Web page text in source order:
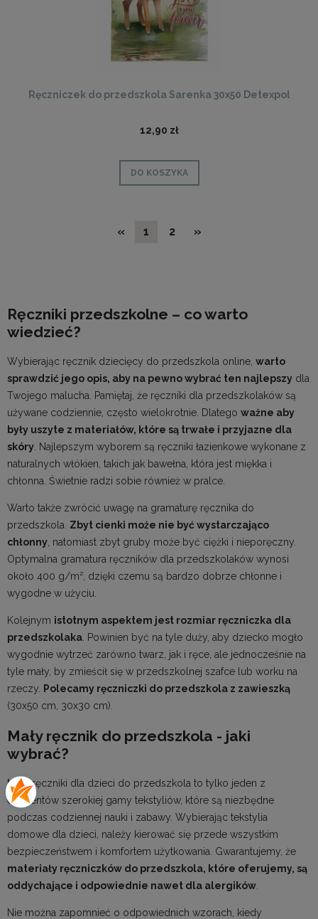
Ręczniczek do przedszkola Sarenka 30x50 Detexpol
12,90 zł
DO KOSZYKA
« 1 2 »
Ręczniki przedszkolne – co warto
wiedzieć?
Wybierając ręcznik dziecięcy do przedszkola online, warto
sprawdzić jego opis, aby na pewno wybrać ten najlepszy dla
Twojego malucha. Pamiętaj, że ręczniki dla przedszkolaków są
używane codziennie, często wielokrotnie. Dlatego ważne aby
były uszyte z materiałów, które są trwałe i przyjazne dla
skóry . Najlepszym wyborem są ręczniki łazienkowe wykonane z
naturalnych włókien, takich jak bawełna, która jest miękka i
chłonna. Świetnie radzi sobie również w pralce.
Warto także zwrócić uwagę na gramaturę ręcznika do
przedszkola. Zbyt cienki może nie być wystarczająco
chłonny , natomiast zbyt gruby może być ciężki i nieporęczny.
Optymalna gramatura ręczników dla przedszkolaków wynosi
około 400 g/m², dzięki czemu są bardzo dobrze chłonne i
wygodne w użyciu.
Kolejnym istotnym aspektem jest rozmiar ręczniczka dla
przedszkolaka . Powinien być na tyle duży, aby dziecko mogło
wygodnie wytrzeć zarówno twarz, jak i ręce, ale jednocześnie na
tyle mały, by zmieścił się w przedszkolnej szafce lub worku na
rzeczy.
Polecamy ręczniczki do przedszkola z zawieszką
(30x50 cm, 30x30 cm).
Mały ręcznik do przedszkola - jaki
wybrać?
Małe ręczniki dla dzieci do przedszkola to tylko jeden z
elementów szerokiej gamy tekstyliów, które są niezbędne
podczas codziennej nauki i zabawy. Wybierając tekstylia
domowe dla dzieci, należy kierować się przede wszystkim
bezpieczeństwem i komfortem użytkowania. Gwarantujemy, że
materiały ręczniczków do przedszkola, które oferujemy, są
oddychające i odpowiednie nawet dla alergików
Nie można zapomnieć o odpowiednich wzorach, kiedy